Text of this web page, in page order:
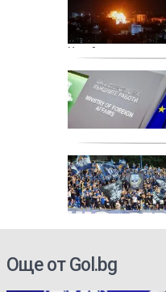
Украйна
Още от Gol.bg